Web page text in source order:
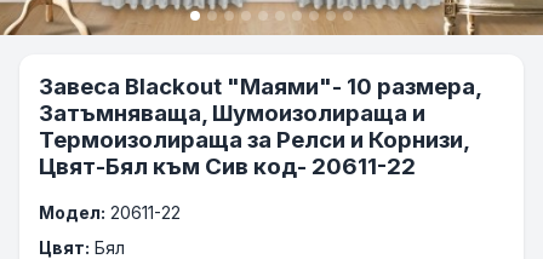
Завеса Blackout "Маями"- 10 размера,
Затъмняваща, Шумоизолираща и
Термоизолираща за Релси и Корнизи,
Цвят-Бял към Сив код- 20611-22
Модел: 20611-22
Цвят: Бял